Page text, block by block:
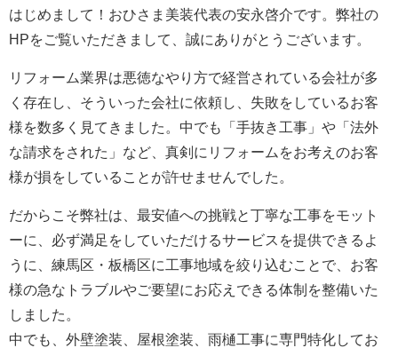
はじめまして！おひさま美装代表の安永啓介です。弊社の
HPをご覧いただきまして、誠にありがとうございます。
リフォーム業界は悪徳なやり方で経営されている会社が多
く存在し、そういった会社に依頼し、失敗をしているお客
様を数多く見てきました。中でも「手抜き工事」や「法外
な請求をされた」など、真剣にリフォームをお考えのお客
様が損をしていることが許せませんでした。
だからこそ弊社は、最安値への挑戦と丁寧な工事をモット
ーに、必ず満足をしていただけるサービスを提供できるよ
うに、練馬区・板橋区に工事地域を絞り込むことで、お客
様の急なトラブルやご要望にお応えできる体制を整備いた
しました。
中でも、外壁塗装、屋根塗装、雨樋工事に専門特化してお